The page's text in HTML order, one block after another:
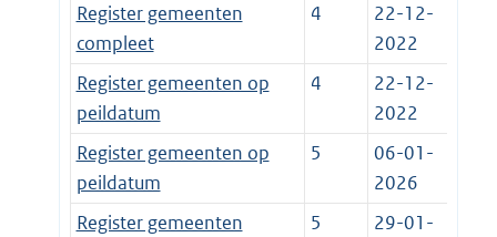
Register gemeenten
compleet
4
22-12-
2022
Register gemeenten op
peildatum
4
22-12-
2022
Register gemeenten op
peildatum
5
06-01-
2026
Register gemeenten
5
29-01-